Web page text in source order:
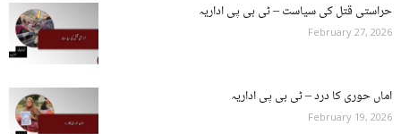
حراستی قتل کی سیاست – ٹی بی پی اداریہ
February 27, 2026
اماں حوری کا درد – ٹی بی پی اداریہ
February 19, 2026